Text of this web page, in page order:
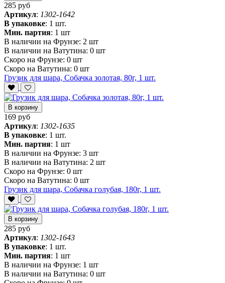
285 руб
Артикул: 1302-1642
В упаковке: 1 шт.
Мин. партия: 1 шт
В наличии на Фрунзе: 2 шт
В наличии на Ватутина: 0 шт
Скоро на Фрунзе: 0 шт
Скоро на Ватутина: 0 шт
Грузик для шара, Собачка золотая, 80г, 1 шт.
В корзину
169 руб
Артикул: 1302-1635
В упаковке: 1 шт.
Мин. партия: 1 шт
В наличии на Фрунзе: 3 шт
В наличии на Ватутина: 2 шт
Скоро на Фрунзе: 0 шт
Скоро на Ватутина: 0 шт
Грузик для шара, Собачка голубая, 180г, 1 шт.
В корзину
285 руб
Артикул: 1302-1643
В упаковке: 1 шт.
Мин. партия: 1 шт
В наличии на Фрунзе: 1 шт
В наличии на Ватутина: 0 шт